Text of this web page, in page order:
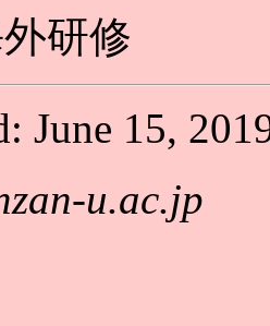
研修
June 15,
u.ac.jp